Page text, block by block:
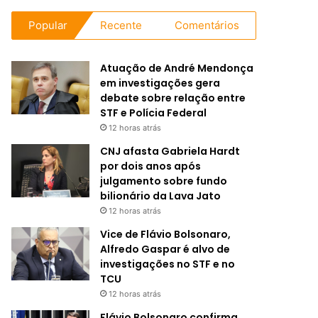
Popular Recente Comentários
Atuação de André Mendonça
em investigações gera
debate sobre relação entre
STF e Polícia Federal
12 horas atrás
CNJ afasta Gabriela Hardt
por dois anos após
julgamento sobre fundo
bilionário da Lava Jato
12 horas atrás
Vice de Flávio Bolsonaro,
Alfredo Gaspar é alvo de
investigações no STF e no
TCU
12 horas atrás